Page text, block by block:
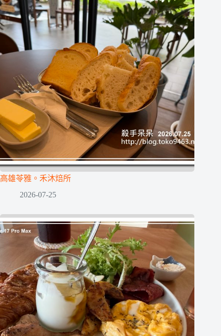
高雄苓雅。禾沐焙所
2026-07-25